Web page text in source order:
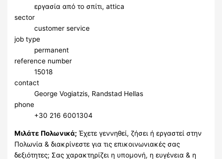
εργασία από το σπίτι, attica
sector
customer service
job type
permanent
reference number
15018
contact
George Vogiatzis, Randstad Hellas
phone
​+30 216 6001304
Μιλάτε Πολωνικά; Έχετε γεννηθεί, ζήσει ή εργαστεί στην
Πολωνία & διακρίνεστε για τις επικοινωνιακές σας
δεξιότητες; Σας χαρακτηρίζει η υπομονή, η ευγένεια & η